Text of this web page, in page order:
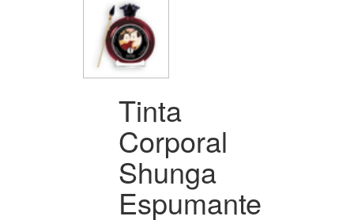
Tinta
Corporal
Shunga
Espumante